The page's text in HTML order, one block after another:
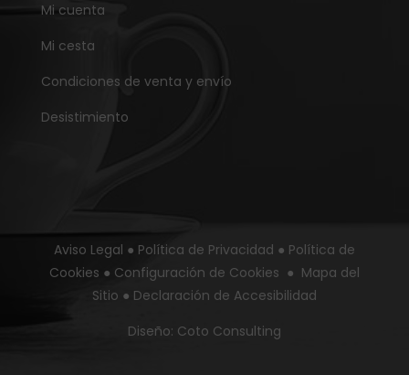
Mi cuenta
Mi cesta
Condiciones de venta y envío
Desistimiento
Aviso Legal ● Política de Privacidad ● Política de
Cookies ● Configuración de Cookies ● Mapa del
Sitio ● Declaración de Accesibilidad
Diseño: Coto Consulting